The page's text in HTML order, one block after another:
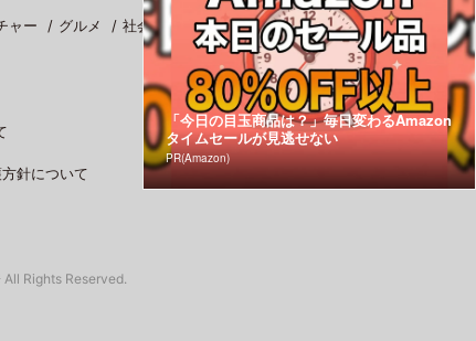
ャー グルメ 社会
スポーツ
針について
Rights Reserved.
「今日の目玉商品は？」毎日変わるAmazon
タイムセールが見逃せない
PR(Amazon)